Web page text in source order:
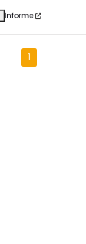
Informe
1